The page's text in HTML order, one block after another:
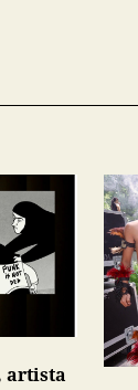
artista